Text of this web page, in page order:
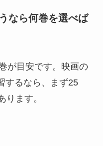
なら何巻を選べば
が目安です。映画の
するなら、まず25
ります。